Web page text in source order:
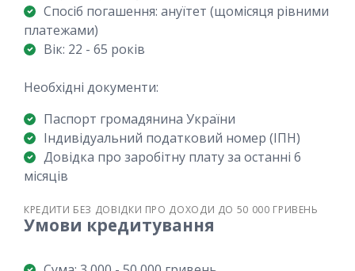
Спосіб погашення: ануїтет (щомісяця рівними
платежами)
Вік: 22 - 65 років
Необхідні документи:
Паспорт громадянина України
Індивідуальний податковий номер (ІПН)
Довідка про заробітну плату за останні 6
місяців
КРЕДИТИ БЕЗ ДОВІДКИ ПРО ДОХОДИ ДО 50 000 ГРИВЕНЬ
Умови кредитування